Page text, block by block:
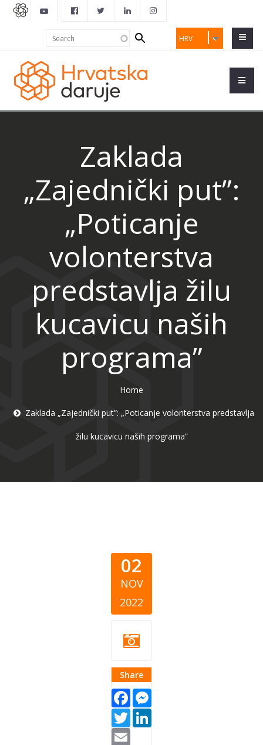
HRV
Search
form
Zaklada
„Zajednički put”:
„Poticanje
volonterstva
predstavlja žilu
kucavicu naših
programa”
Home
Zaklada „Zajednički put”: „Poticanje volonterstva predstavlja
žilu kucavicu naših programa”
02
NOV
2022
Share
Facebook
Twitter